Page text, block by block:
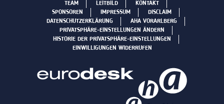
TEAM LEITBILD
KONTAKT
SPONSOREN
IMPRESSUM
DISCLAIM
DATENSCHUTZERKLÄRUNG
AHA VORARLBERG
PRIVATSPHÄRE-EINSTELLUNGEN ÄNDERN
HISTORIE DER PRIVATSPHÄRE-EINSTELLUNGEN
EINWILLIGUNGEN WIDERRUFEN